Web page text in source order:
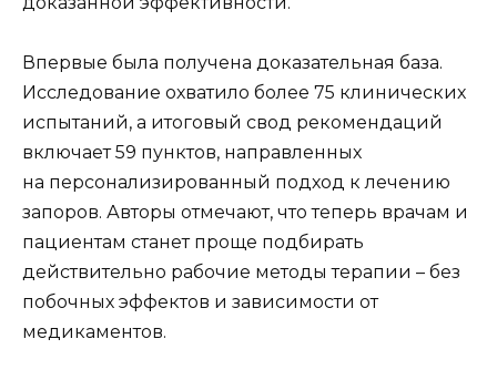
Впервые была получена доказательная база.
Исследование охватило более 75 клинических
испытаний, а итоговый свод рекомендаций
включает 59 пунктов, направленных
на персонализированный подход к лечению
запоров. Авторы отмечают, что теперь врачам и
пациентам станет проще подбирать
действительно рабочие методы терапии – без
побочных эффектов и зависимости от
медикаментов.